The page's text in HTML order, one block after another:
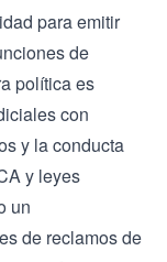
para emitir
de
política es
con
y la conducta
y leyes
un
de reclamos de